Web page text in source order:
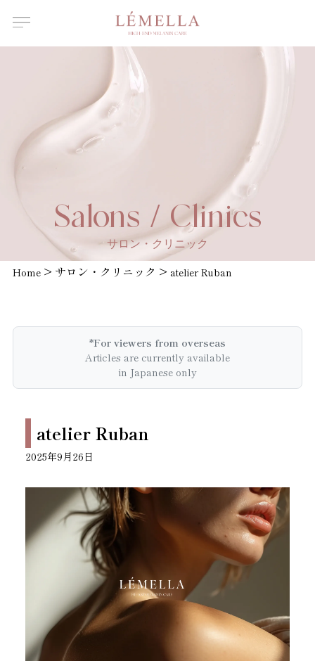
About Us
ルメラについて
Introductory
course
ルメラ導入講習について
Certified
Salons /
Clinics
取扱店舗一覧
News
お知らせ
Salons / Clinics
サロン・クリニック
Home > サロン・クリニック > atelier Ruban
*For viewers from overseas
Articles are currently available
in Japanese only
atelier Ruban
2025年9月26日